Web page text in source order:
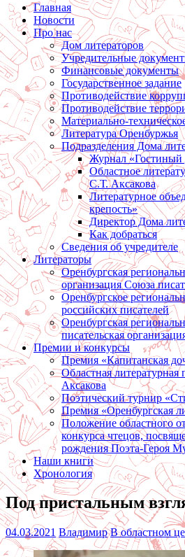
Главная
Новости
Про нас
Дом литераторов
Учредительные
Финансовые документы
Государственное задание
Противодействие
Противодействие
Материально-
Литература Оренбуржья
Подразделения Дома
Журнал «Гостиный
Областное
С.Т. Аксакова
Литературное
крепость»
Директор Дома
Как добраться
Сведения об учредителе
Литераторы
Оренбургская
организация Союза
Оренбургское
российских писателей
Оренбургская
писательская
Премии и конкурсы
Премия «Капитанская
Областная
Аксакова
Поэтический турнир
Премия «Оренбургская
Положение областного
конкурса чтецов,
рождения Поэта-Героя
Наши книги
Хронология
Под пристальным
04.03.2021 Владимир В областном